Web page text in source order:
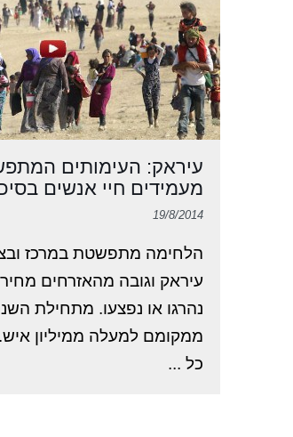
עיראק: העימותים
מעמידים חיי אנשים
19/8/2014
הלחימה מתפשטת במרכז
עיראק וגובה מהאזרחים
נהרגו או נפצעו. מתחילת
ממקומם למעלה ממיליון
כל ...